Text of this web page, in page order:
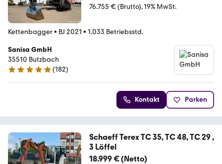
76.755 € (Brutto) 19% MwSt.
Kettenbagger• BJ 2021 • 1.033 Betriebsstd.
Sanisa GmbH
35510 Butzbach
5 Sterne
(182)
Kontakt Parken
Schaeff Terex TC 35, TC 48, TC 29 ,
3 Löffel
18.999 € (Netto)